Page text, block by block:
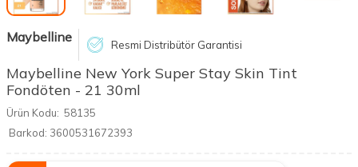
Maybelline Resmi Distribütör Garantisi
Maybelline New York Super Stay Skin Tint
Fondöten - 21 30ml
Ürün Kodu: 58135
Barkod: 3600531672393